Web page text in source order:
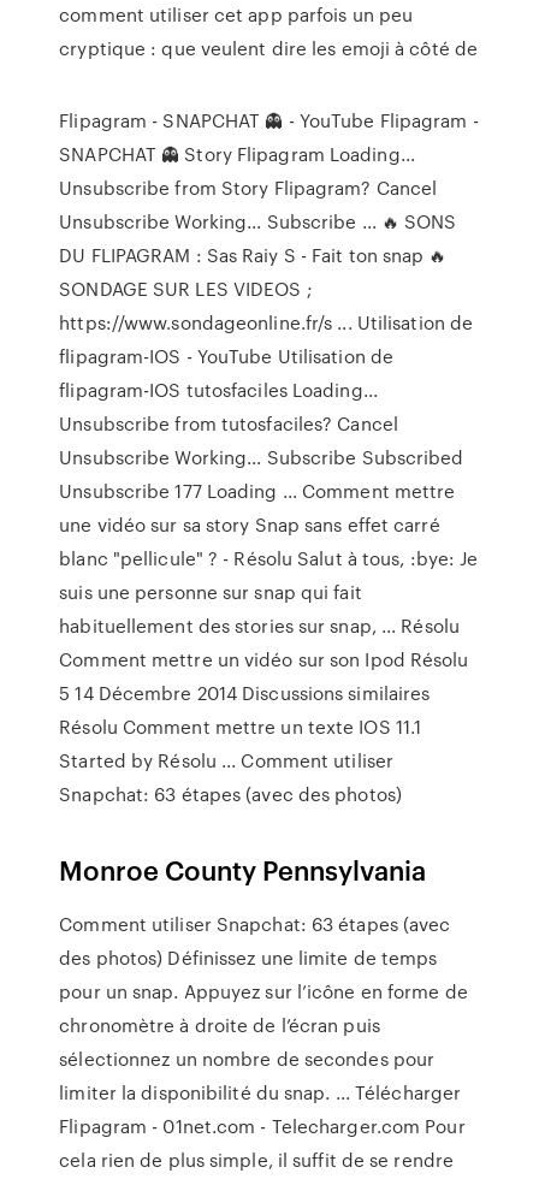
comment utiliser cet app parfois un peu
cryptique : que veulent dire les emoji à côté de
Flipagram - SNAPCHAT 👻 - YouTube Flipagram -
SNAPCHAT 👻 Story Flipagram Loading...
Unsubscribe from Story Flipagram? Cancel
Unsubscribe Working... Subscribe ... 🔥 SONS
DU FLIPAGRAM : Sas Raiy S - Fait ton snap 🔥
SONDAGE SUR LES VIDEOS ;
https://www.sondageonline.fr/s ... Utilisation de
flipagram-IOS - YouTube Utilisation de
flipagram-IOS tutosfaciles Loading...
Unsubscribe from tutosfaciles? Cancel
Unsubscribe Working... Subscribe Subscribed
Unsubscribe 177 Loading ... Comment mettre
une vidéo sur sa story Snap sans effet carré
blanc "pellicule" ? - Résolu Salut à tous, :bye: Je
suis une personne sur snap qui fait
habituellement des stories sur snap, ... Résolu
Comment mettre un vidéo sur son Ipod Résolu
5 14 Décembre 2014 Discussions similaires
Résolu Comment mettre un texte IOS 11.1
Started by Résolu ... Comment utiliser
Snapchat: 63 étapes (avec des photos)
Monroe County Pennsylvania
Comment utiliser Snapchat: 63 étapes (avec
des photos) Définissez une limite de temps
pour un snap. Appuyez sur l’icône en forme de
chronomètre à droite de l’écran puis
sélectionnez un nombre de secondes pour
limiter la disponibilité du snap. ... Télécharger
Flipagram - 01net.com - Telecharger.com Pour
cela rien de plus simple, il suffit de se rendre